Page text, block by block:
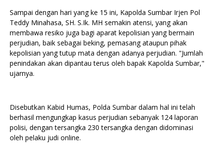
Sampai dengan hari yang ke 15 ini, Kapolda Sumbar Irjen Pol
Teddy Minahasa, SH. S.Ik. MH semakin atensi, yang akan
membawa resiko juga bagi aparat kepolisian yang bermain
perjudian, baik sebagai beking, pemasang ataupun pihak
kepolisian yang tutup mata dengan adanya perjudian. "Jumlah
penindakan akan dipantau terus oleh bapak Kapolda Sumbar,"
ujarnya.
Disebutkan Kabid Humas, Polda Sumbar dalam hal ini telah
berhasil mengungkap kasus perjudian sebanyak 124 laporan
polisi, dengan tersangka 230 tersangka dengan didominasi
oleh pelaku judi online.